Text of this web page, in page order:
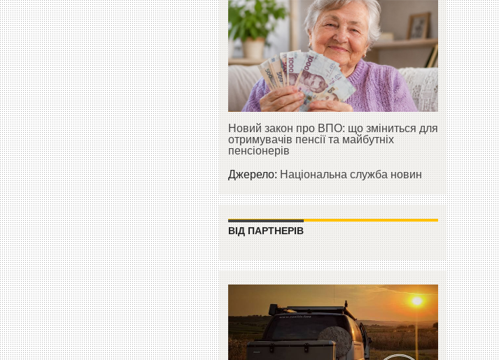
Новий закон про ВПО: що зміниться для
отримувачів пенсії та майбутніх
пенсіонерів
Джерело:Національна служба новин
ВІД ПАРТНЕРІВ